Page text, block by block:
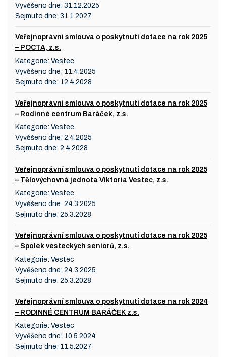
Vyvěšeno dne: 31.12.2025
Sejmuto dne: 31.1.2027
Veřejnoprávní smlouva o poskytnutí dotace na rok 2025
– POCTA, z.s.
Kategorie: Vestec
Vyvěšeno dne: 11.4.2025
Sejmuto dne: 12.4.2028
Veřejnoprávní smlouva o poskytnutí dotace na rok 2025
– Rodinné centrum Baráček, z.s.
Kategorie: Vestec
Vyvěšeno dne: 2.4.2025
Sejmuto dne: 2.4.2028
Veřejnoprávní smlouva o poskytnutí dotace na rok 2025
– Tělovýchovná jednota Viktoria Vestec, z.s.
Kategorie: Vestec
Vyvěšeno dne: 24.3.2025
Sejmuto dne: 25.3.2028
Veřejnoprávní smlouva o poskytnutí dotace na rok 2025
– Spolek vesteckých seniorů, z.s.
Kategorie: Vestec
Vyvěšeno dne: 24.3.2025
Sejmuto dne: 25.3.2028
Veřejnoprávní smlouva o poskytnutí dotace na rok 2024
– RODINNÉ CENTRUM BARÁČEK z.s.
Kategorie: Vestec
Vyvěšeno dne: 10.5.2024
Sejmuto dne: 11.5.2027